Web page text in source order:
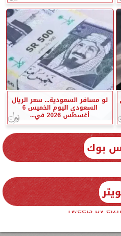
لو مسافر السعودية... سعر الريال
السعودي اليوم الخميس 6
أغسطس 2026 في...
بوك
Tweets by